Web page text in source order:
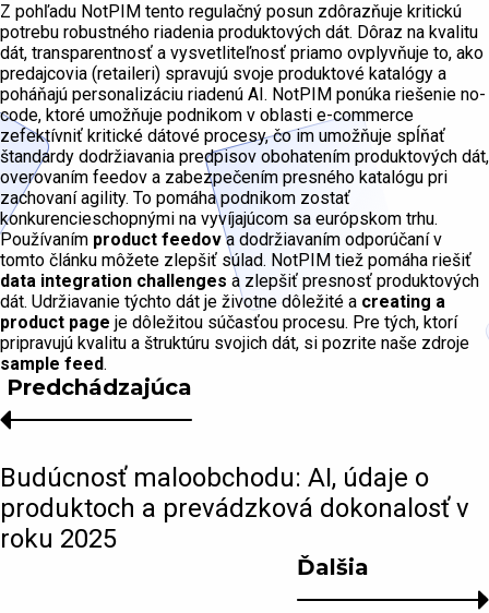
Z pohľadu NotPIM tento regulačný posun zdôrazňuje kritickú
potrebu robustného riadenia produktových dát. Dôraz na kvalitu
dát, transparentnosť a vysvetliteľnosť priamo ovplyvňuje to, ako
predajcovia (retaileri) spravujú svoje produktové katalógy a
poháňajú personalizáciu riadenú AI. NotPIM ponúka riešenie no-
code, ktoré umožňuje podnikom v oblasti e-commerce
zefektívniť kritické dátové procesy, čo im umožňuje spĺňať
štandardy dodržiavania predpisov obohatením produktových dát,
overovaním feedov a zabezpečením presného katalógu pri
zachovaní agility. To pomáha podnikom zostať
konkurencieschopnými na vyvíjajúcom sa európskom trhu.
Používaním product feedova dodržiavaním odporúčaní v
tomto článku môžete zlepšiť súlad. NotPIM tiež pomáha riešiť
data integration challenges a zlepšiť presnosť produktových
dát. Udržiavanie týchto dát je životne dôležité a creating a
product page je dôležitou súčasťou procesu. Pre tých, ktorí
pripravujú kvalitu a štruktúru svojich dát, si pozrite naše zdroje
sample feed.
Ďalšia
Predchádzajúca
Budúcnosť maloobchodu: AI, údaje o
produktoch a prevádzková dokonalosť v
roku 2025